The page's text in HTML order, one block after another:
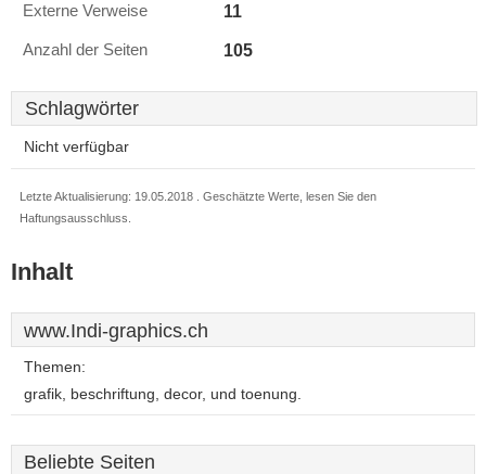
Externe Verweise 11
Anzahl der Seiten 105
Schlagwörter
Nicht verfügbar
Letzte Aktualisierung: 19.05.2018 . Geschätzte Werte, lesen Sie den
Haftungsausschluss.
Inhalt
www.Indi-graphics.ch
Themen:
grafik, beschriftung, decor, und toenung.
Beliebte Seiten